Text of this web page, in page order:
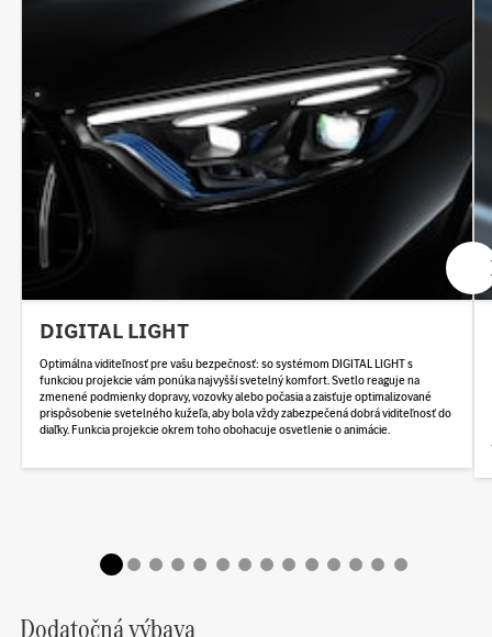
DIGITAL LIGHT
Optimálna viditeľnosť pre vašu bezpečnosť: so systémom DIGITAL LIGHT s
funkciou projekcie vám ponúka najvyšší svetelný komfort. Svetlo reaguje na
zmenené podmienky dopravy, vozovky alebo počasia a zaisťuje optimalizované
prispôsobenie svetelného kužeľa, aby bola vždy zabezpečená dobrá viditeľnosť do
diaľky. Funkcia projekcie okrem toho obohacuje osvetlenie o animácie.
Dodatočná výbava